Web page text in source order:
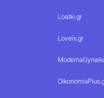
Loatki.gr
Loveis.gr